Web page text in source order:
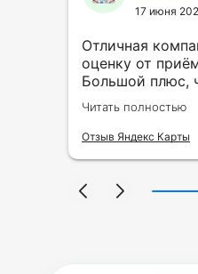
17 июня
Отличная
оценку от
Большой плюс,
было нанести
Заказ был
спасибо
Читать полностью
Отзыв Яндекс Карты